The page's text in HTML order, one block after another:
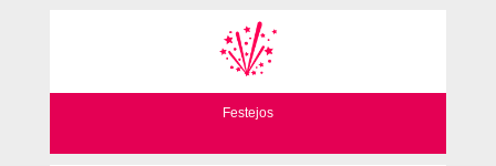
Festejos